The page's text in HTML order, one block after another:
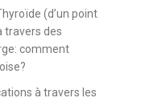
(d’un point
travers des
comment
à travers les